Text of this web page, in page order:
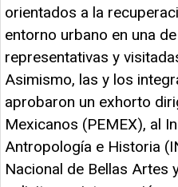
orientados a la
entorno urbano en una
representativas y
Asimismo, las y los
aprobaron un exhorto
Mexicanos (PEMEX), al
Antropología e Historia
Nacional de Bellas Artes